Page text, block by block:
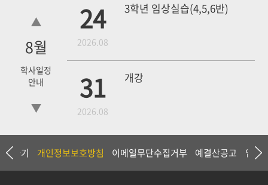
8월
학사일정
안내
24
2026.08
3학년 임상실습(4,5,6반)
31
2026.08
개강
18 4학년 1차 모의고사
담하기 개인정보보호방침 이메일무단수집거부 예결산공고 입찰